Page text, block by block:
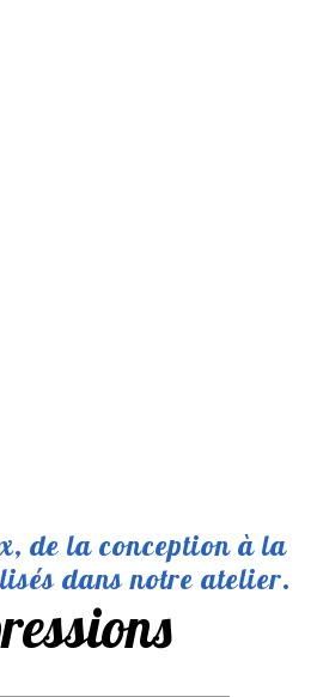
de la conception à la
dans notre atelier.